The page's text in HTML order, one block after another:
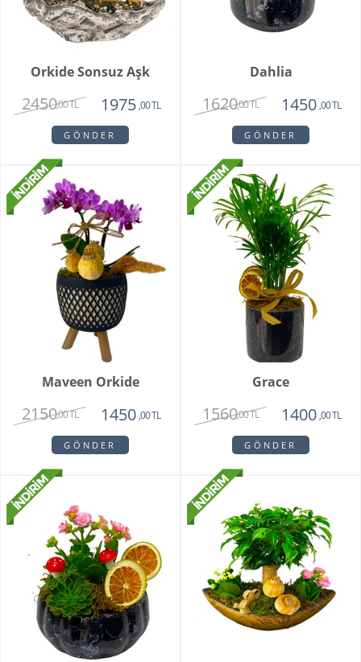
Orkide Sonsuz Aşk
2450,00 TL 1975 ,00 TL
GÖNDER
Dahlia
1620,00 TL 1450 ,00 TL
GÖNDER
Maveen Orkide
2150,00 TL 1450 ,00 TL
GÖNDER
Grace
1560,00 TL 1400 ,00 TL
GÖNDER